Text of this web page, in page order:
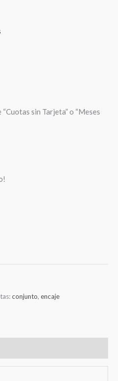
sin Tarjeta” o “Meses
conjunto,encaje